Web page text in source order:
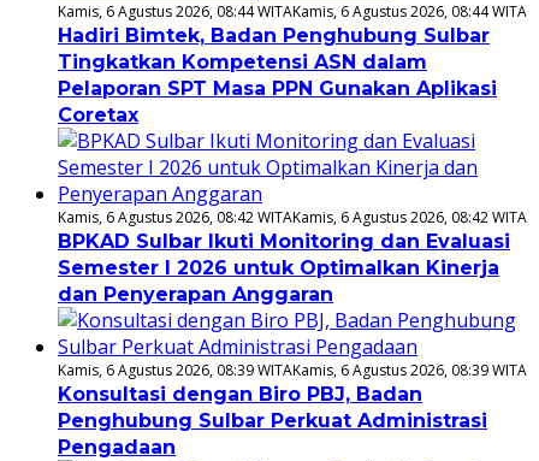
Kamis, 6 Agustus 2026, 08:44 WITAKamis, 6 Agustus 2026, 08:44 WITA
Hadiri Bimtek, Badan Penghubung Sulbar
Tingkatkan Kompetensi ASN dalam
Pelaporan SPT Masa PPN Gunakan Aplikasi
Coretax
Kamis, 6 Agustus 2026, 08:42 WITAKamis, 6 Agustus 2026, 08:42 WITA
BPKAD Sulbar Ikuti Monitoring dan Evaluasi
Semester I 2026 untuk Optimalkan Kinerja
dan Penyerapan Anggaran
Kamis, 6 Agustus 2026, 08:39 WITAKamis, 6 Agustus 2026, 08:39 WITA
Konsultasi dengan Biro PBJ, Badan
Penghubung Sulbar Perkuat Administrasi
Pengadaan